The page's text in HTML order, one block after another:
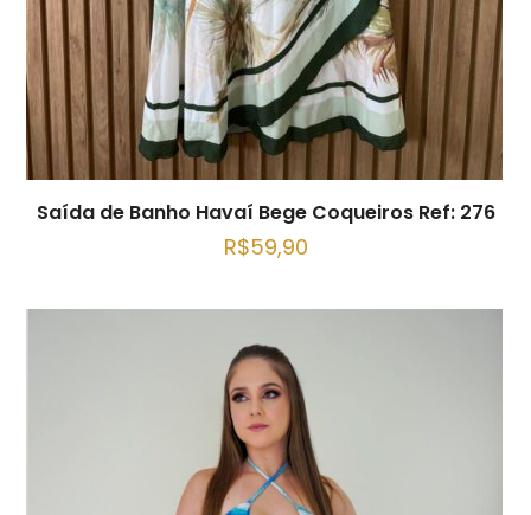
Saída de Banho Havaí Bege Coqueiros Ref: 276
R$59,90